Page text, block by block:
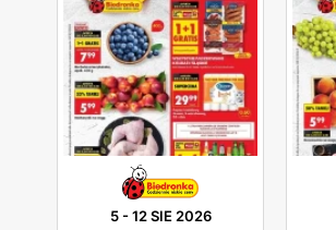
nieustannie dostosowuje swoją
cenową. To miejsce, gdzie
5-12 SIE 2026